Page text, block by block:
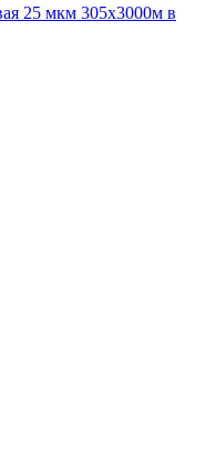
25 мкм 305х3000м в